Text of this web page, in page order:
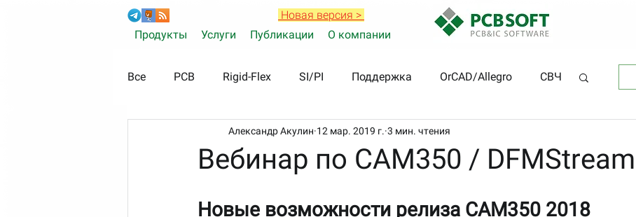
Новая версия >
Продукты
Услуги Публикации О компании
Все PCB Rigid-Flex SI/PI Поддержка OrCAD/Allegro СВЧ
Вебинар по CAM350 / DFMStream
Александр Акулин 12 мар. 2019 г. 3 мин. чтения
Новые возможности релиза CAM350 2018